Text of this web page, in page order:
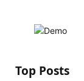
Top Posts